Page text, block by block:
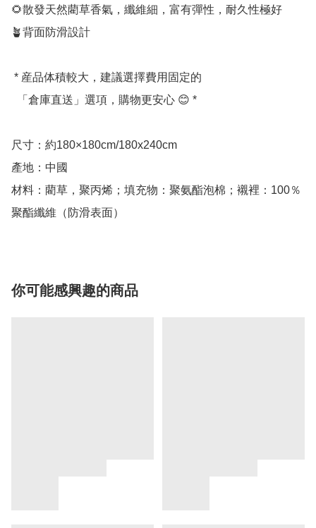
🌻散發天然藺草香氣，纖維細，富有彈性，耐久性極好
🪴背面防滑設計
尺寸：約180×180cm/180x240cm
產地：中國
材料：藺草，聚丙烯；填充物：聚氨酯泡棉；襯裡：100％
聚酯纖維（防滑表面）
你可能感興趣的商品